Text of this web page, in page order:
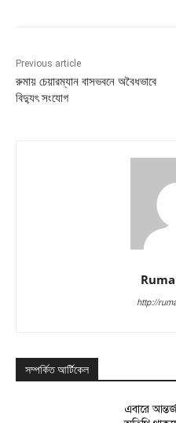
Previous article
রুমায় চেয়ারম্যান বাসভবনে অবৈধভাবে
বিদ্যুৎ সংযোগ
http://
সম্পর্কিত আর্টিকেল
এবারে